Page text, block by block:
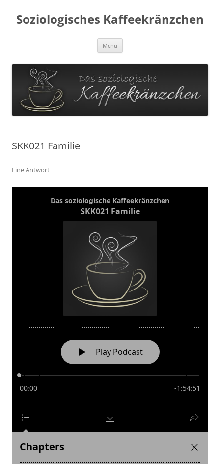
Soziologisches Kaffeekränzchen
Menü
SKK021 Familie
Eine Antwort